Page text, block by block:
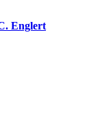
Englert